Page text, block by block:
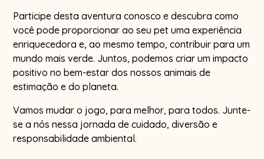
Participe desta aventura conosco e descubra como
você pode proporcionar ao seu pet uma experiência
enriquecedora e, ao mesmo tempo, contribuir para um
mundo mais verde. Juntos, podemos criar um impacto
positivo no bem-estar dos nossos animais de
estimação e do planeta.
Vamos mudar o jogo, para melhor, para todos. Junte-
se a nós nessa jornada de cuidado, diversão e
responsabilidade ambiental.